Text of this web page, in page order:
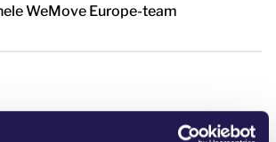
WeMove Europe-team
technology/2025/dec/0